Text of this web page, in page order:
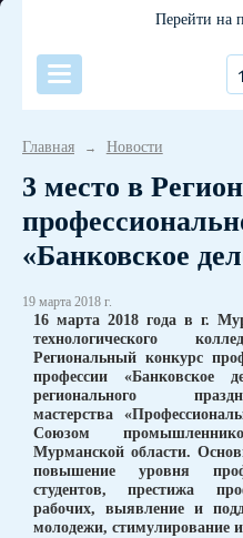
Перейти на
Главная → Новости
3 место в
«Банковское
19 марта 2018 г.
16 марта 2018 года в г.
технологического
Региональный конкурс
профессии «Банковское
регионального
мастерства
Союзом
Мурманской области.
повышение уровня
студентов, престижа
рабочих, выявление и
молодежи, стимулирование